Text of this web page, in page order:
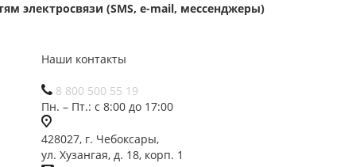
электросвязи (SMS, e-mail, мессенджеры)
Наши контакты
8 800 500 55 19
Пн. – Пт.: с 8:00 до 17:00
428027, г. Чебоксары,
ул. Хузангая, д. 18, корп. 1